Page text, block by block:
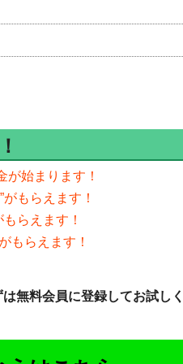
が始まります！
もらえます！
らえます！
もらえます！
無料会員に登録してお試し